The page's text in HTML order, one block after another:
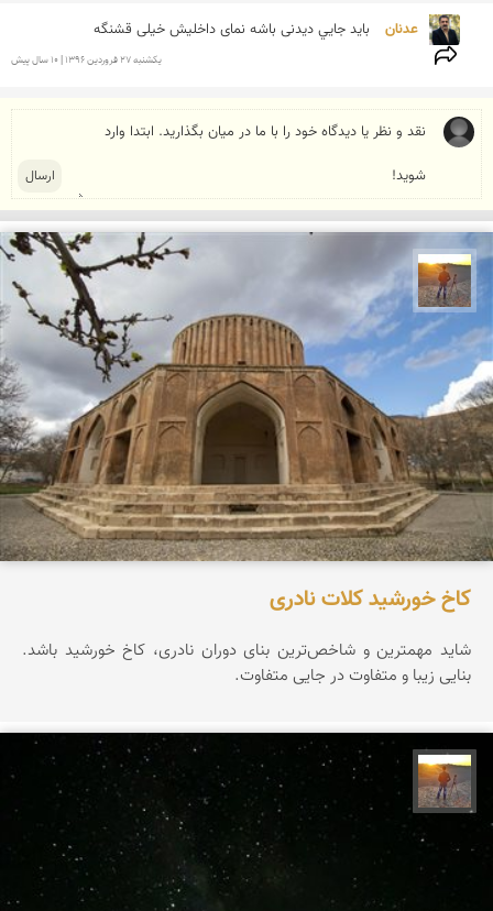
عدنان بايد جايي ديدنى باشه نماى داخليش خيلى قشنگه
يكشنبه 27 فروردين 1396 | 10 سال پیش
مهدی مخلصیان
کاخ خورشید کلات نادری
شاید مهمترین و شاخص‌ترین بنای دوران نادری، کاخ خورشید باشد.
بنایی زیبا و متفاوت در جایی متفاوت.
مهدی مخلصیان